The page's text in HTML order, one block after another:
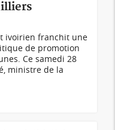
ivoirien franchit une
de promotion
Ce samedi 28
ministre de la